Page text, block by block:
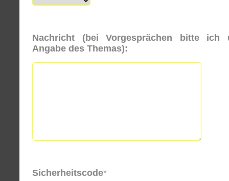
Nachricht (bei Vorgesprächen bitte ich
Angabe des Themas):
Sicherheitscode*